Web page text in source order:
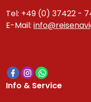
Tel: +49 (0) 37422 -
E-Mail:
Info & Service